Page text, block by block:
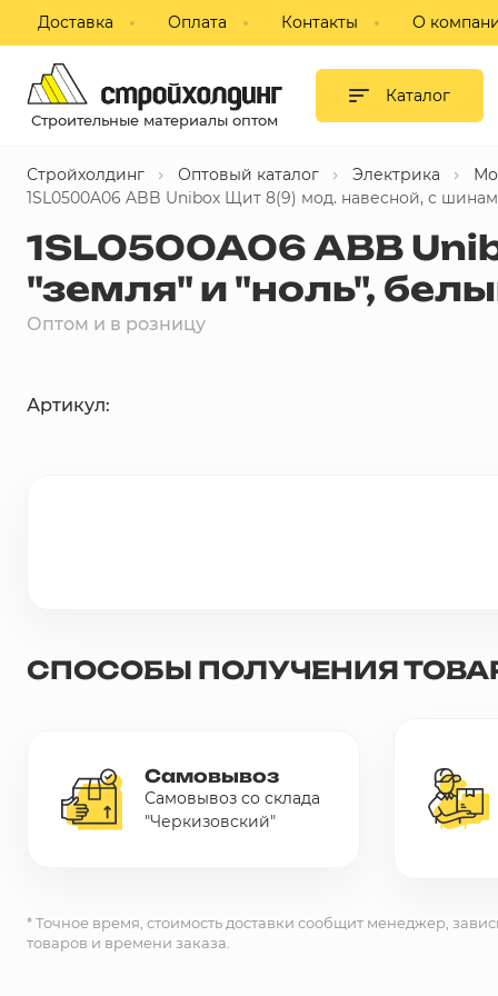
Доставка Оплата Контакты О
Строительные материалы оптом
Каталог
Гипсокартон и листовые
материалы
Сухие смеси
Изоляция
Профиль, комплектующие для
Блоки строительные,
Потолки подвесные
Стеклосетки, ленты
строительные, серпянки
Стройхолдинг Оптовый каталог Электрика
1SL0500A06 ABB Unibox Щит 8(9) мод. навесной, с
1SL0500A06 ABB
"земля" и "ноль",
Оптом и в розницу
Артикул:
СПОСОБЫ ПОЛУЧЕНИЯ
Самовывоз
Самовывоз со склада
"Черкизовский"
* Точное время, стоимость доставки сообщит менеджер,
товаров и времени заказа.